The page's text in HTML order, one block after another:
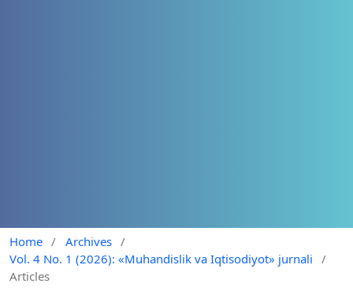
Home / Archives /
Vol. 4 No. 1 (2026): «Muhandislik va Iqtisodiyot» jurnali
/
Articles